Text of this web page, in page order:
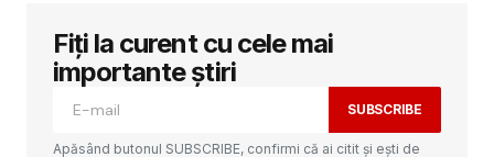
Adresa ta de email nu va fi publicată.
Câmpurile obligatorii sunt marcate cu
Fiți la curent cu cele mai
importante știri
SUBSCRIBE
Apăsând butonul SUBSCRIBE, confirmi că ai citit și ești de